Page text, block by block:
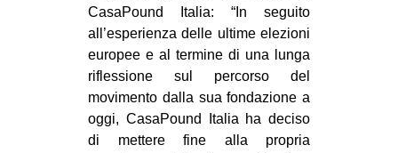
ARTE
CINEMA
MANIFESTI
MUSICA
RECENSIONI
CasaPound Italia: “In seguito
all’esperienza delle ultime elezioni
europee e al termine di una lunga
riflessione sul percorso del
movimento dalla sua fondazione a
oggi, CasaPound Italia ha deciso
di mettere fine alla propria